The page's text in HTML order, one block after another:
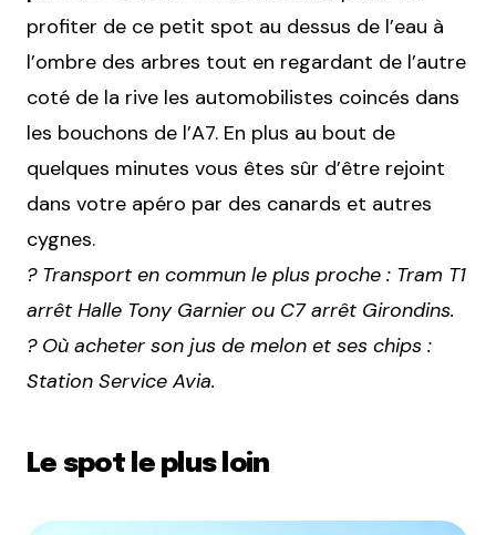
profiter de ce petit spot au dessus de l’eau à
l’ombre des arbres tout en regardant de l’autre
coté de la rive les automobilistes coincés dans
les bouchons de l’A7. En plus au bout de
quelques minutes vous êtes sûr d’être rejoint
dans votre apéro par des canards et autres
cygnes.
? Transport en commun le plus proche : Tram T1
arrêt Halle Tony Garnier ou C7 arrêt Girondins.
? Où acheter son jus de melon et ses chips :
Station Service Avia.
Le spot le plus loin